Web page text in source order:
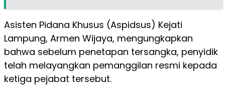
Asisten Pidana Khusus (Aspidsus) Kejati
Lampung, Armen Wijaya, mengungkapkan
bahwa sebelum penetapan tersangka, penyidik
telah melayangkan pemanggilan resmi kepada
ketiga pejabat tersebut.